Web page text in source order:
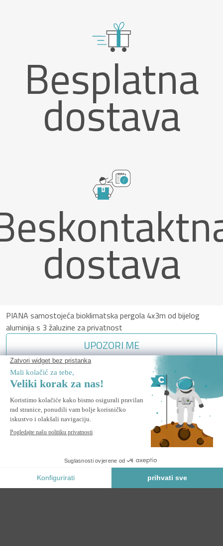
Besplatna
dostava
dostava
PIANA samostojeća bioklimatska pergola 4x3m od bijelog
aluminija s 3 žaluzine za privatnost
UPOZORI ME
Obavijesti me kada ovaj proizvod ponovo bude na zalihi.
Sigurno Plaćanje